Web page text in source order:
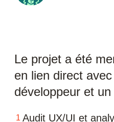
Le projet a été
en lien direct
développeur et
Audit UX/UI et